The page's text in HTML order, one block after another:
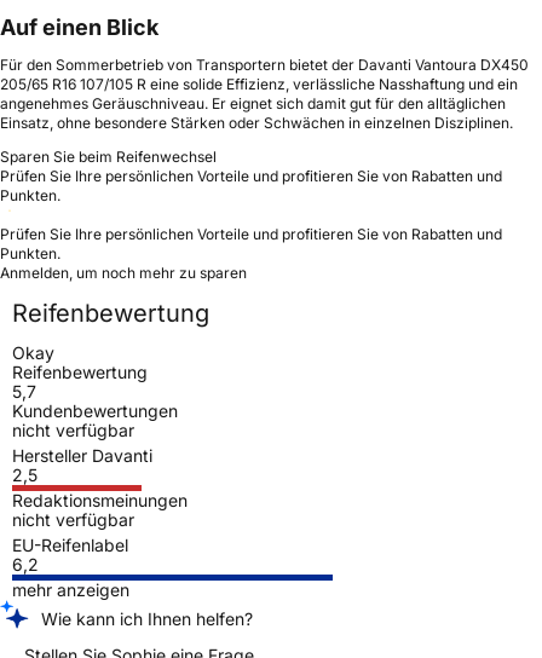
Auf einen Blick
Für den Sommerbetrieb von Transportern bietet der Davanti Vantoura DX450
205/65 R16 107/105 R eine solide Effizienz, verlässliche Nasshaftung und ein
angenehmes Geräuschniveau. Er eignet sich damit gut für den alltäglichen
Einsatz, ohne besondere Stärken oder Schwächen in einzelnen Disziplinen.
Sparen Sie beim Reifenwechsel
Prüfen Sie Ihre persönlichen Vorteile und profitieren Sie von Rabatten und
Punkten.
Prüfen Sie Ihre persönlichen Vorteile und profitieren Sie von Rabatten und
Punkten.
Anmelden, um noch mehr zu sparen
Reifenbewertung
Okay
Reifenbewertung
5,7
Kundenbewertungen
nicht verfügbar
Hersteller Davanti
2,5
Redaktionsmeinungen
nicht verfügbar
EU-Reifenlabel
6,2
mehr anzeigen
Wie kann ich Ihnen helfen?